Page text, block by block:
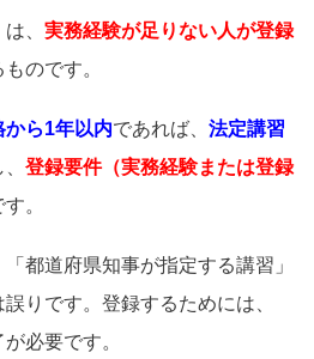
、 実務経験が足りない人が登録
のです。
ら1年以内であれば、 法定講習
登録要件（実務経験または登録
す。
都道府県知事が指定する講習」
りです。登録するためには、
必要です。